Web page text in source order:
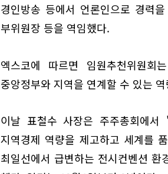
경인방송 등에서 언론인으로 경력
부위원장 등을 역임했다.
엑스코에 따르면 임원추천위원
중앙정부와 지역을 연계할 수 있는
이날 표철수 사장은 주주총회에
지역경제 역량을 제고하고 세계를
최일선에서 급변하는 전시컨벤션